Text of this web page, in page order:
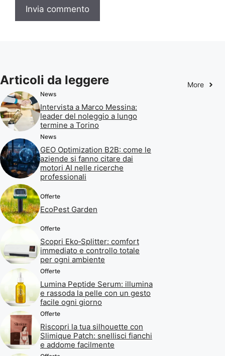
Articoli da leggere More
News
Intervista a Marco Messina:
leader del noleggio a lungo
termine a Torino
News
GEO Optimization B2B: come le
aziende si fanno citare dai
motori AI nelle ricerche
professionali
Offerte
EcoPest Garden
Offerte
Scopri Eko‑Splitter: comfort
immediato e controllo totale
per ogni ambiente
Offerte
Lumina Peptide Serum: illumina
e rassoda la pelle con un gesto
facile ogni giorno
Offerte
Riscopri la tua silhouette con
Slimique Patch: snellisci fianchi
e addome facilmente